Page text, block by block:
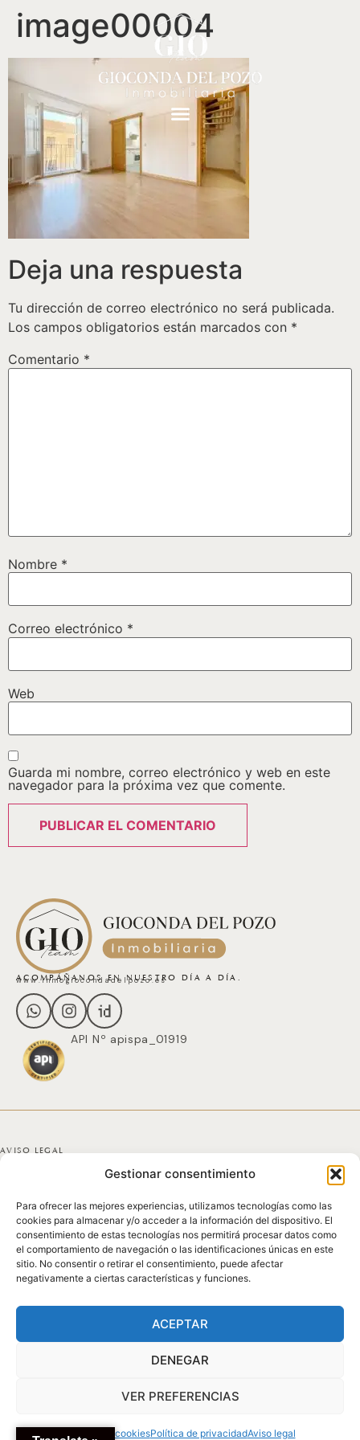
Gestionar consentimiento
Para ofrecer las mejores experiencias, utilizamos tecnologías como las
cookies para almacenar y/o acceder a la información del dispositivo. El
consentimiento de estas tecnologías nos permitirá procesar datos como
el comportamiento de navegación o las identificaciones únicas en este
sitio. No consentir o retirar el consentimiento, puede afectar
negativamente a ciertas características y funciones.
ACEPTAR
DENEGAR
VER PREFERENCIAS
Política de cookiesPolítica de privacidadAviso legal
image00004
Deja una respuesta
Tu dirección de correo electrónico no será publicada.
Los campos obligatorios están marcados con *
Comentario *
Nombre *
Correo electrónico *
Web
Guarda mi nombre, correo electrónico y web en este
navegador para la próxima vez que comente.
ACOMPÁÑANOS EN NUESTRO DÍA A DÍA.
www.inmogiocondadelpozo.es
API Nº apispa_01919
AVISO LEGAL
POLÍTICA DE COOKIES
DECLARACIÓN DE ACCESIBILIDAD
MAPA DEL SITIO
© 2025 GICONDA DEL POZO